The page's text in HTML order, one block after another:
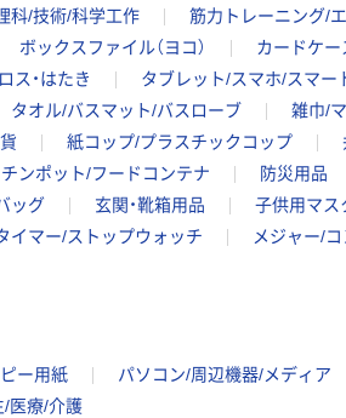
科/技術/科学工作
筋力トレーニング/
ボックスファイル（ヨコ）
カードケー
ス・はたき
タブレット/スマホ/スマー
タオル/バスマット/バスローブ
雑巾/
紙コップ/プラスチックコップ
ンポット/フードコンテナ
防災用品
ッグ 玄関・靴箱用品
子供用マス
イマー/ストップウォッチ
メジャー/
ー用紙
パソコン/周辺機器/メディア
/医療/介護